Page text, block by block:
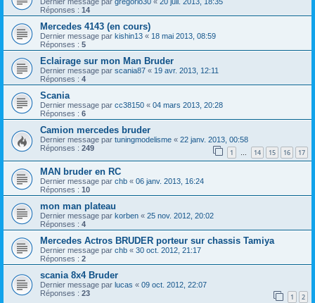
Réponses : 14
Mercedes 4143 (en cours)
Dernier message par kishin13 « 18 mai 2013, 08:59
Réponses : 5
Eclairage sur mon Man Bruder
Dernier message par scania87 « 19 avr. 2013, 12:11
Réponses : 4
Scania
Dernier message par cc38150 « 04 mars 2013, 20:28
Réponses : 6
Camion mercedes bruder
Dernier message par tuningmodelisme « 22 janv. 2013, 00:58
Réponses : 249 1 … 14 15 16 17
MAN bruder en RC
Dernier message par chb « 06 janv. 2013, 16:24
Réponses : 10
mon man plateau
Dernier message par korben « 25 nov. 2012, 20:02
Réponses : 4
Mercedes Actros BRUDER porteur sur chassis Tamiya
Dernier message par chb « 30 oct. 2012, 21:17
Réponses : 2
scania 8x4 Bruder
Dernier message par lucas « 09 oct. 2012, 22:07
Réponses : 23 1 2